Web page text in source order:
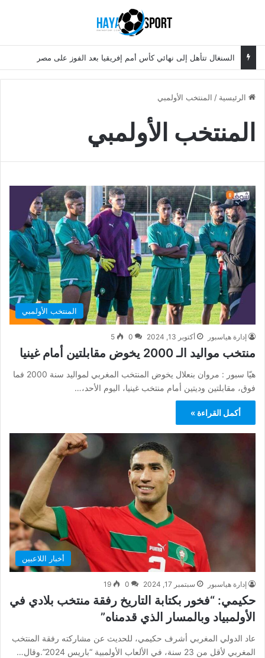
السنغال تتأهل إلى نهائي كأس أمم إفريقيا بعد الفوز على مصر
الرئيسية / المنتخب الأولمبي
المنتخب الأولمبي
المنتخب الأولمبي
إدارة هياسبور أكتوبر 13, 2024 0
5
منتخب مواليد الـ 2000 يخوض مقابلتين أمام غينيا
هيّا سبور : مروان بنعلال يخوض المنتخب المغربي لمواليد سنة 2000 فما
فوق، مقابلتين وديتين أمام منتخب غينيا، اليوم الأحد،…
أكمل القراءة »
أخبار اللاعبين
إدارة هياسبور سبتمبر 17, 2024 0
19
حكيمي: “فخور بكتابة التاريخ رفقة منتخب بلادي في
الأولمبياد وبالمسار الذي قدمناه”
عاد الدولي المغربي أشرف حكيمي، للحديث عن مشاركته رفقة المنتخب
المغربي لأقل من 23 سنة، في الألعاب الأولمبية “باريس 2024”.وقال…